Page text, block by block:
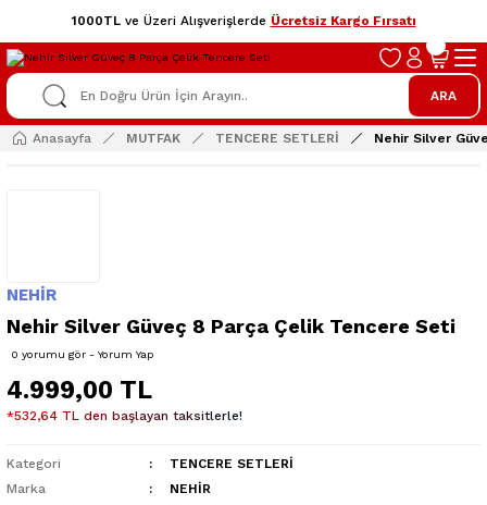
1000TLve Üzeri Alışverişlerde Ücretsiz Kargo Fırsatı
ARA
Anasayfa MUTFAK TENCERE SETLERİ Nehir Silver
NEHİR
Nehir Silver Güveç 8 Parça Çelik Tencere Seti
0 yorumu gör - Yorum Yap
4.999,00 TL
*532,64 TL den başlayan taksitlerle!
Kategori
TENCERE SETLERİ
Marka
NEHİR